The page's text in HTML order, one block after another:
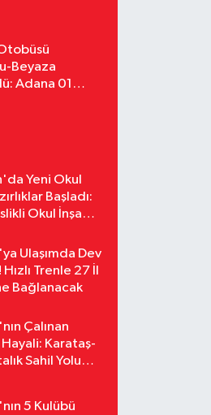
Beyaza
Adana 01
Yeni Okul
Başladı:
Okul İnşa
Ulaşımda Dev
Trenle 27 İl
Bağlanacak
Çalınan
Karataş-
Sahil Yolu
5 Kulübü